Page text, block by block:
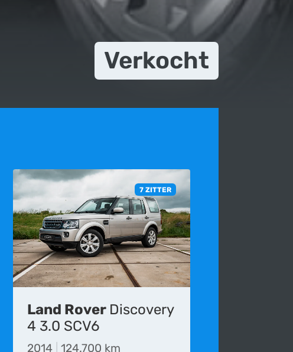
Verkocht
7 ZITTER
Land Rover Discovery
4 3.0 SCV6
2014 124.700 km
en is voor het laatst bijgewerkt op 30-06-2020.
die wordt gepubliceerd onvolledig, verouderd of